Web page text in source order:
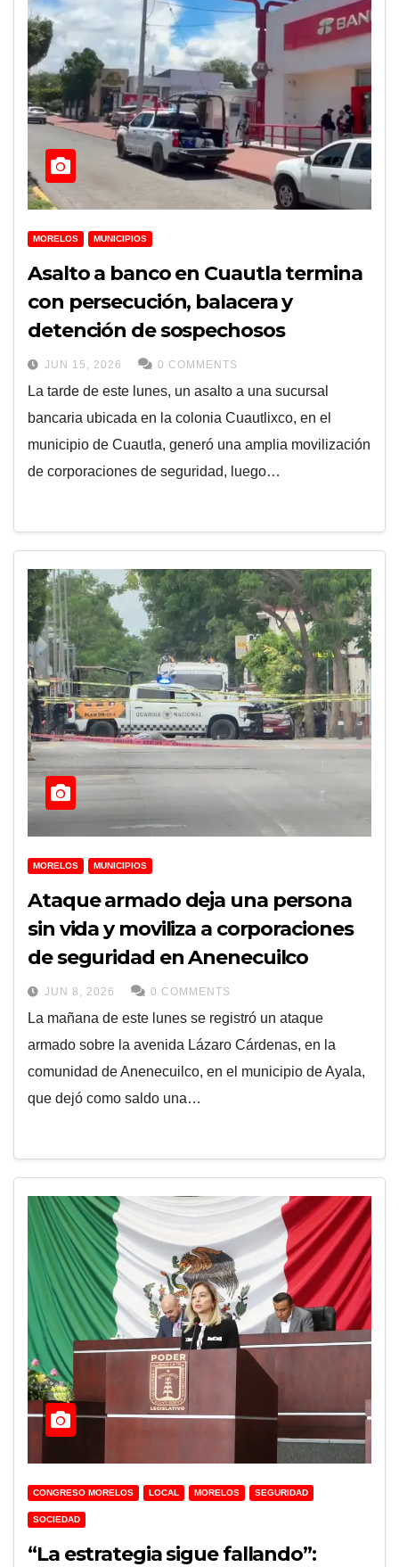
MORELOS MUNICIPIOS
Asalto a banco en Cuautla termina
con persecución, balacera y
detención de sospechosos
JUN 15, 2026 0 COMMENTS
La tarde de este lunes, un asalto a una sucursal
bancaria ubicada en la colonia Cuautlixco, en el
municipio de Cuautla, generó una amplia movilización
de corporaciones de seguridad, luego…
MORELOS MUNICIPIOS
Ataque armado deja una persona
sin vida y moviliza a corporaciones
de seguridad en Anenecuilco
JUN 8, 2026 0 COMMENTS
La mañana de este lunes se registró un ataque
armado sobre la avenida Lázaro Cárdenas, en la
comunidad de Anenecuilco, en el municipio de Ayala,
que dejó como saldo una…
CONGRESO MORELOS LOCAL MORELOS SEGURIDAD
SOCIEDAD
“La estrategia sigue fallando”: